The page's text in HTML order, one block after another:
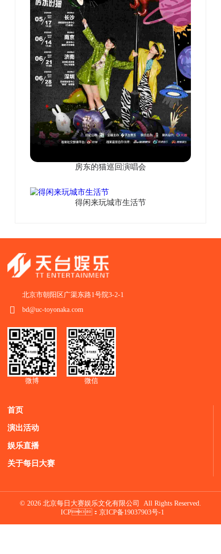
房东的猫巡回演唱会
得闲来玩城市生活节
北京市朝阳区广渠东路1号院3-2-1
bd@uc-toyonaka.com
微博 微信
首页
演出活动
娱乐直播
关于每日大赛
© 2026 北京每日大赛娱乐文化有限公司 All Rights Reserved.
ICP： 京ICP备19037903号-1